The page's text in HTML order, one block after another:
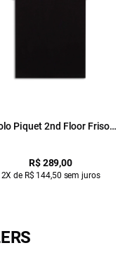
Piquet 2nd Floor Friso
R$ 289,00
2X de R$ 144,50 sem juros